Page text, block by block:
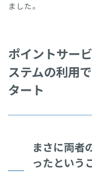
ました。
ポイントサー
ステムの利用
タート
まさに両者
ったという